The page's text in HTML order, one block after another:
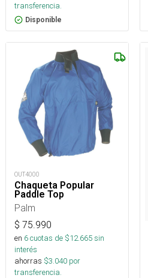
transferencia.
Disponible
OUT4000
Chaqueta Popular
Paddle Top
Palm
$ 75.990
en 6cuotas de $12.665sin
interés
ahorras $3.040 por
transferencia.